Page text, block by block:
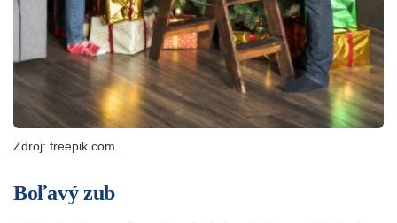
Zdroj: freepik.com
Boľavý zub